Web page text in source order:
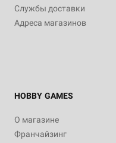
Службы доставки
Адреса магазинов
HOBBY GAMES
О магазине
Франчайзинг